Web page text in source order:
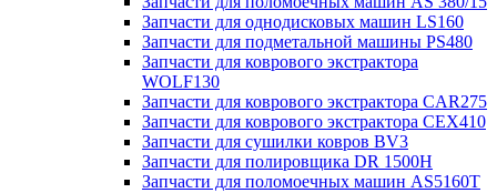
Запчасти для однодисковых машин LS160
Запчасти для подметальной машины PS480
Запчасти для коврового экстрактора
WOLF130
Запчасти для коврового экстрактора CAR275
Запчасти для коврового экстрактора CEX410
Запчасти для сушилки ковров BV3
Запчасти для полировщика DR 1500H
Запчасти для поломоечных машин AS5160T